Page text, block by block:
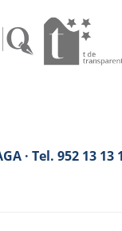
· Tel. 952 13 13